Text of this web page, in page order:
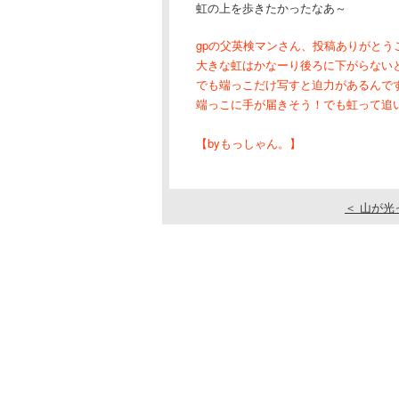
虹の上を歩きたかったなあ～
gpの父英検マンさん、投稿ありがとう
大きな虹はかなーり後ろに下がらな
でも端っこだけ写すと迫力があるんで
端っこに手が届きそう！でも虹って
【byもっしゃん。】
＜ 山が